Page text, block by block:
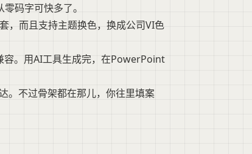
码字可快多了。
，而且支持主题换色，换成公司VI色
容。用AI工具生成完，在PowerPoint
。不过骨架都在那儿，你往里填案